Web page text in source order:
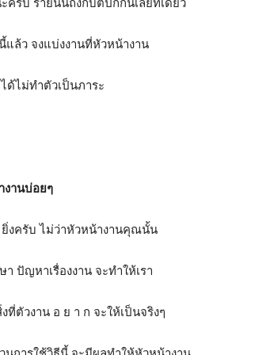
แล้ว จงแบ่งงานที่หัวหน้างาน
ด้ไม่ทำตัวเป็นภาระ
งานบ่อยๆ
ยิ่งครับ ไม่ว่าหัวหน้างานคุณนั้น
ปัญหาเรื่องงาน จะทำให้เรา
ตัวงาน อ ย า ก จะให้เป็นจริงๆ